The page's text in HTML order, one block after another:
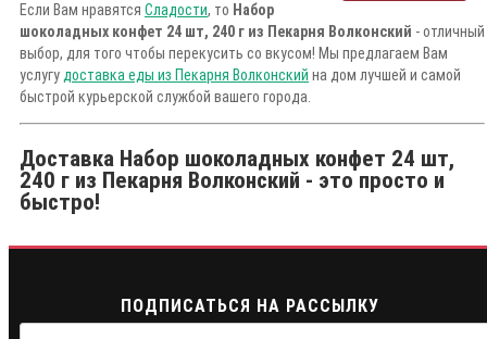
Если Вам нравятся Сладости, то Набор
шоколадных конфет 24 шт, 240 г из Пекарня Волконский - отличный
выбор, для того чтобы перекусить со вкусом! Мы предлагаем Вам
услугу доставка еды из Пекарня Волконский на дом лучшей и самой
быстрой курьерской службой вашего города.
Доставка Набор шоколадных конфет 24 шт,
240 г из Пекарня Волконский - это просто и
быстро!
ПОДПИСАТЬСЯ НА РАССЫЛКУ